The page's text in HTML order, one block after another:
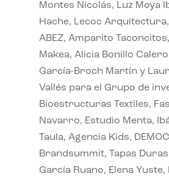
Montes Nicolás, Luz Moya
Hache, Lecoc
ABEZ, Amparito
Makea, Alicia Bonillo
García-Broch Martín y
Vallés para el Grupo de
Bioestructuras Textiles,
Navarro, Estudio Menta,
Taula, Agencia Kids,
Brandsummit, Tapas
García Ruano, Elena Yuste,